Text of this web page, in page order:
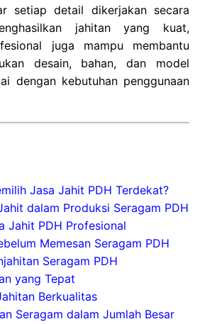
setiap detail dikerjakan secara
jahitan yang kuat,
juga mampu membantu
desain, bahan, dan model
dengan kebutuhan penggunaan
Jasa Jahit PDH Terdekat?
dalam Produksi Seragam PDH
Jahit PDH Profesional
Memesan Seragam PDH
Seragam PDH
yang Tepat
Berkualitas
Seragam dalam Jumlah Besar